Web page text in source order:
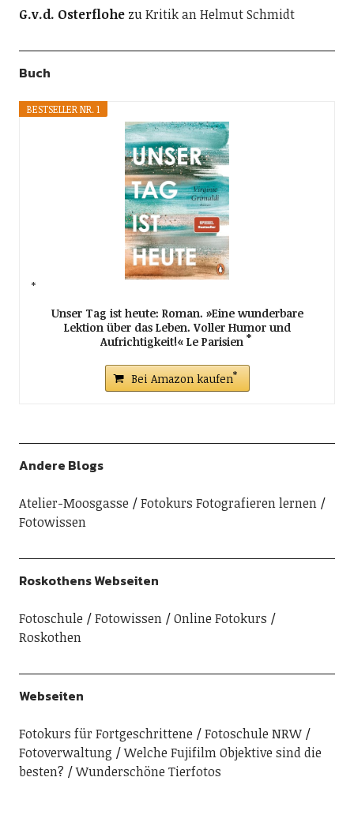
G.v.d. OsterflohezuKritik an Helmut Schmidt
Buch
BESTSELLER NR. 1
Unser Tag ist heute: Roman. »Eine wunderbare
Lektion über das Leben. Voller Humor und
Aufrichtigkeit!« Le Parisien
Bei Amazon kaufen
Andere Blogs
Atelier-Moosgasse
Fotokurs Fotografieren lernen
Fotowissen
Roskothens Webseiten
Fotoschule Fotowissen
Online Fotokurs
Roskothen
Webseiten
Fotokurs für Fortgeschrittene
Fotoschule NRW
Fotoverwaltung
Welche Fujifilm Objektive sind die
besten?
Wunderschöne Tierfotos